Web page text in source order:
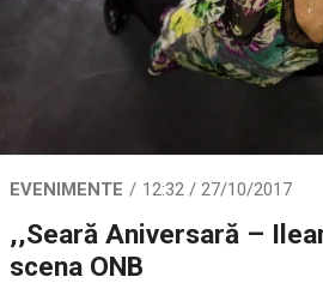
EVENIMENTE 12:32 / 27/10/2017
,,Seară Aniversară –
scena ONB